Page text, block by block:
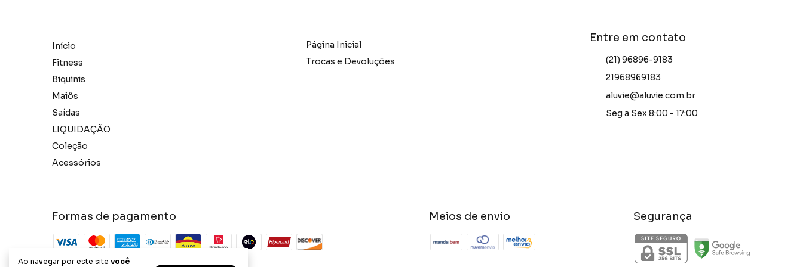
Ao navegar por este site você
Início
Fitness
Biquinis
Maiôs
Saídas
LIQUIDAÇÃO
Coleção
Acessórios
Página Inicial
Trocas e Devoluções
Entre em contato
(21) 96896-9183
21968969183
aluvie@aluvie.com.br
Seg a Sex 8:00 - 17:00
Formas de pagamento Meios de envio Segurança